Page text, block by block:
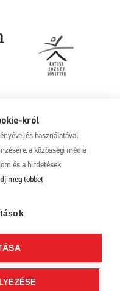
król
és használatával
a közösségi média
és a hirdetések
meg többettájékoztató